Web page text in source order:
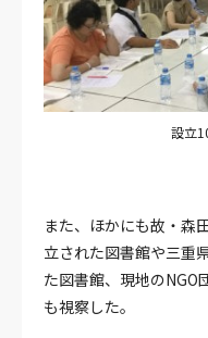
設立
また、ほかにも故・森
立された図書館や三重
た図書館、現地のNGO
も視察した。